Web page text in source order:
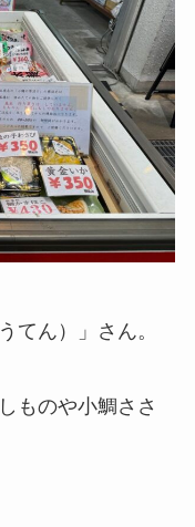
てん）」さん。
ものや小鯛ささ